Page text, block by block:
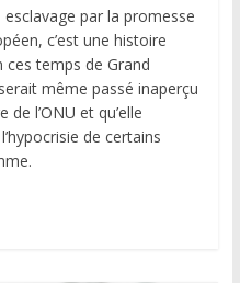
par la promesse
c’est une histoire
temps de Grand
même passé inaperçu
de l’ONU et qu’elle
de certains